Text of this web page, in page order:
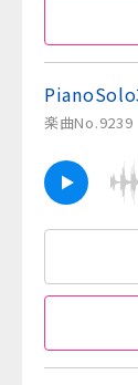
楽曲No.9239